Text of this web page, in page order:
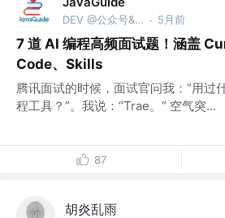
DEV @公众号&Github：JavaGuide · 5月前
7 道 AI 编程高频面试题！涵盖
Code、Skills
腾讯面试的时候，面试官问我：“用过
程工具？”。我说：“Trae。” 空气突...
87
胡炎乱雨